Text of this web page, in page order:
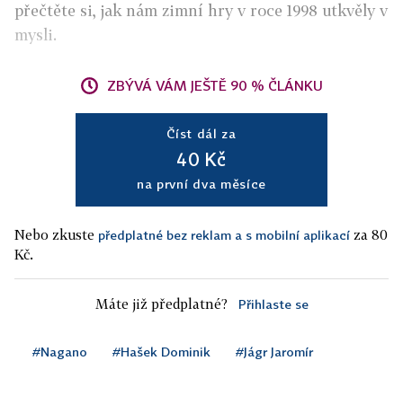
přečtěte si, jak nám zimní hry v roce 1998 utkvěly v
mysli.
ZBÝVÁ VÁM JEŠTĚ 90 % ČLÁNKU
Číst dál za
40 Kč
na první dva měsíce
Nebo zkuste předplatné bez reklam a s mobilní aplikací za 80
Kč.
Máte již předplatné? Přihlaste se
#Nagano #Hašek Dominik #Jágr Jaromír